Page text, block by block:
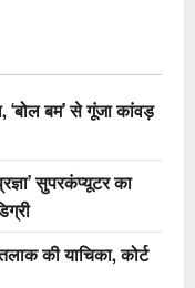
‘बोल बम’ से गूंजा कांवड़
सुपरकंप्यूटर का
की याचिका, कोर्ट